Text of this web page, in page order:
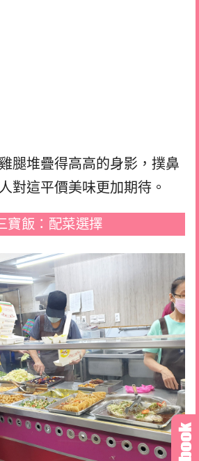
腿堆疊得高高的身影，撲鼻
對這平價美味更加期待。
寶飯：配菜選擇